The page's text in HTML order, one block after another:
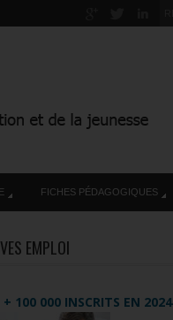
FICHES PÉDAGOGIQUES
EMPLOI
+ 100 000 INSCRITS EN 2024